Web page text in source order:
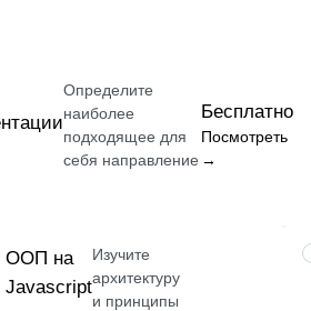
Определите
наиболее
подходящее для
себя направление
Бесплатно
Посмотреть
→
ООП на
Javascript
Изучите
архитектуру
и принципы